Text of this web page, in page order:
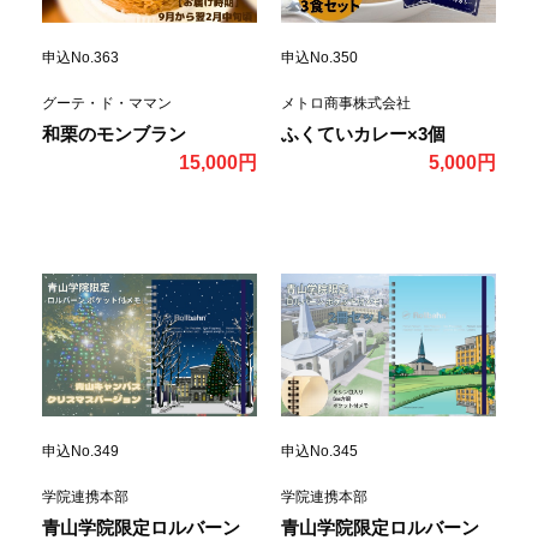
申込No.363
グーテ・ド・ママン
和栗のモンブラン
15,000円
申込No.350
メトロ商事株式会社
ふくていカレー×3個
5,000円
申込No.349
学院連携本部
青山学院限定ロルバーン
申込No.345
学院連携本部
青山学院限定ロルバーン